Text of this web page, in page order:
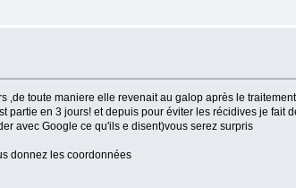
toute maniere elle revenait au galop après le
en 3 jours! et depuis pour éviter les récidives je fait
avec Google ce qu'ils e disent)vous serez surpris
donnez les coordonnées